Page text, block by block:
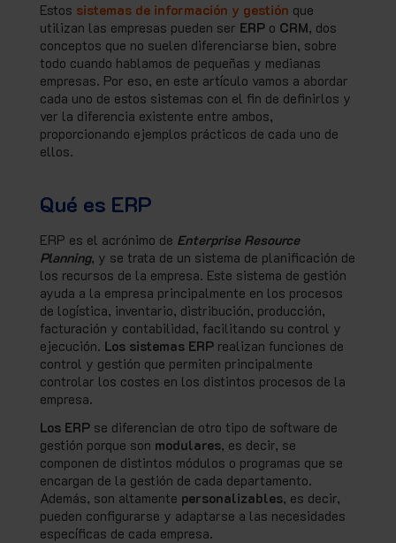
Estos sistemas de información y gestión que
utilizan las empresas pueden ser ERP o CRM, dos
conceptos que no suelen diferenciarse bien, sobre
todo cuando hablamos de pequeñas y medianas
empresas. Por eso, en este artículo vamos a abordar
cada uno de estos sistemas con el fin de definirlos y
ver la diferencia existente entre ambos,
proporcionando ejemplos prácticos de cada uno de
ellos.
Qué es ERP
ERP es el acrónimo de Enterprise Resource
Planning, y se trata de un sistema de planificación de
los recursos de la empresa. Este sistema de gestión
ayuda a la empresa principalmente en los procesos
de logística, inventario, distribución, producción,
facturación y contabilidad, facilitando su control y
ejecución. Los sistemas ERP realizan funciones de
control y gestión que permiten principalmente
controlar los costes en los distintos procesos de la
empresa.
Los ERP se diferencian de otro tipo de software de
gestión porque son modulares, es decir, se
componen de distintos módulos o programas que se
encargan de la gestión de cada departamento.
Además, son altamente personalizables, es decir,
pueden configurarse y adaptarse a las necesidades
específicas de cada empresa.